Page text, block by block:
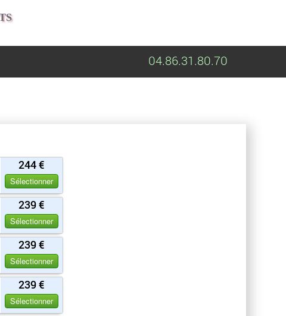
04.86.31.80.70
244 €
Sélectionner
239 €
Sélectionner
239 €
Sélectionner
239 €
Sélectionner